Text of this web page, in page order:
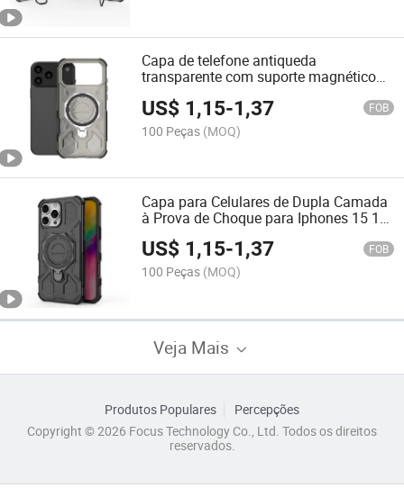
Capa de telefone antiqueda
transparente com suporte magnético
Air/17 PRO Max capa para celulares
US$ 1,15-1,37 FOB
100 Peças (MOQ)
Capa para Celulares de Dupla Camada
à Prova de Choque para Iphones 15 16
17 Capa de Telefone Magnética Forte
com 360 Grau de Suporte Estável
US$ 1,15-1,37 FOB
100 Peças (MOQ)
Veja Mais
Produtos Populares
Percepções
Copyright © 2026 Focus Technology Co., Ltd. Todos os direitos
reservados.